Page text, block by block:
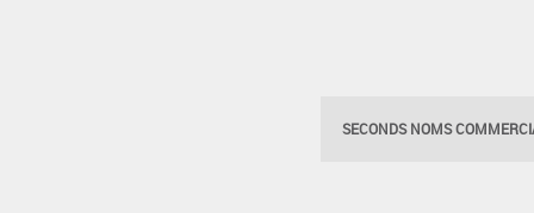
SECONDS NOMS